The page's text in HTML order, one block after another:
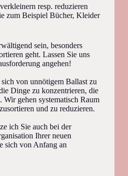
resp. reduzieren
zum Beispiel Bücher, Kleider
sein, besonders
geht. Lassen Sie uns
angehen!
von unnötigem Ballast zu
Dinge zu konzentrieren, die
Wir gehen systematisch Raum
und zu reduzieren.
ich Sie auch bei der
Ihrer neuen
sich von Anfang an